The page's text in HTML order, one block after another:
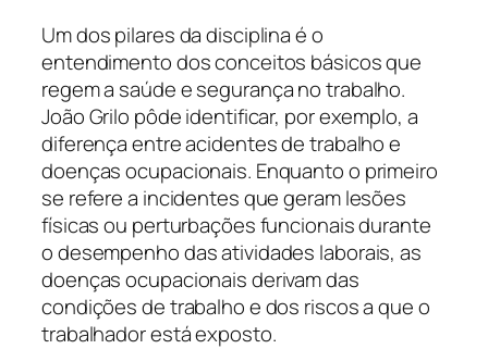
Um dos pilares da disciplina é o
entendimento dos conceitos básicos que
regem a saúde e segurança no trabalho.
João Grilo pôde identificar, por exemplo, a
diferença entre acidentes de trabalho e
doenças ocupacionais. Enquanto o primeiro
se refere a incidentes que geram lesões
físicas ou perturbações funcionais durante
o desempenho das atividades laborais, as
doenças ocupacionais derivam das
condições de trabalho e dos riscos a que o
trabalhador está exposto.